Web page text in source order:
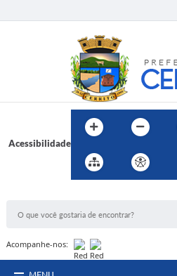
Acessibilidade
Acompanhe-nos: